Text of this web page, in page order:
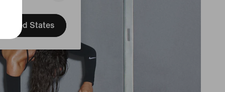
United States